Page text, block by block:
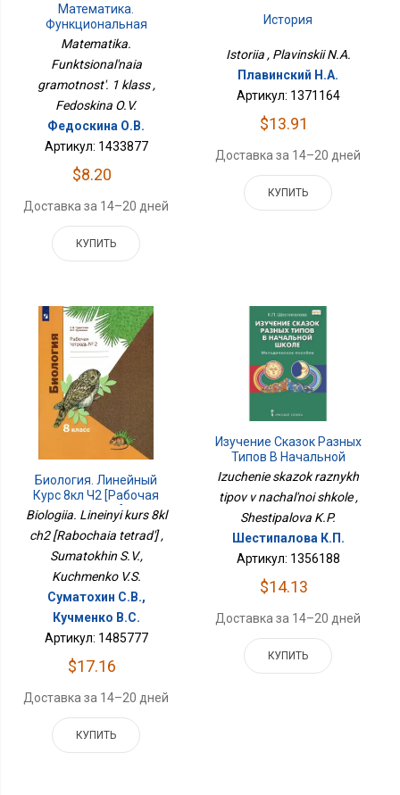
Математика.
Функциональная
Грамотность. 1 Класс
Matematika.
Funktsional'naia
gramotnost'. 1 klass ,
Fedoskina O.V.
Федоскина О.В.
Артикул: 1433877
$8.20
Доставка за 14–20 дней
КУПИТЬ
История
Istoriia , Plavinskii N.A.
Плавинский Н.А.
Артикул: 1371164
$13.91
Доставка за 14–20 дней
КУПИТЬ
Биология. Линейный
Курс 8кл Ч2 [Рабочая
Тетрадь]
Biologiia. Lineinyi kurs 8kl
ch2 [Rabochaia tetrad'] ,
Sumatokhin S.V.,
Kuchmenko V.S.
Суматохин С.В.,
Кучменко В.С.
Артикул: 1485777
$17.16
Доставка за 14–20 дней
КУПИТЬ
Изучение Сказок Разных
Типов В Начальной
Школе
Izuchenie skazok raznykh
tipov v nachal'noi shkole ,
Shestipalova K.P.
Шестипалова К.П.
Артикул: 1356188
$14.13
Доставка за 14–20 дней
КУПИТЬ